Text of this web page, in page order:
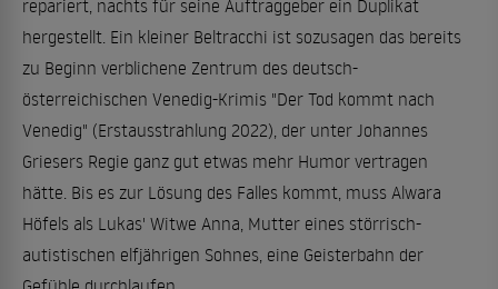
repariert, nachts für seine Auftraggeber ein Duplikat
hergestellt. Ein kleiner Beltracchi ist sozusagen das bereits
zu Beginn verblichene Zentrum des deutsch-
österreichischen Venedig-Krimis "Der Tod kommt nach
Venedig" (Erstausstrahlung 2022), der unter Johannes
Griesers Regie ganz gut etwas mehr Humor vertragen
hätte. Bis es zur Lösung des Falles kommt, muss Alwara
Höfels als Lukas' Witwe Anna, Mutter eines störrisch-
autistischen elfjährigen Sohnes, eine Geisterbahn der